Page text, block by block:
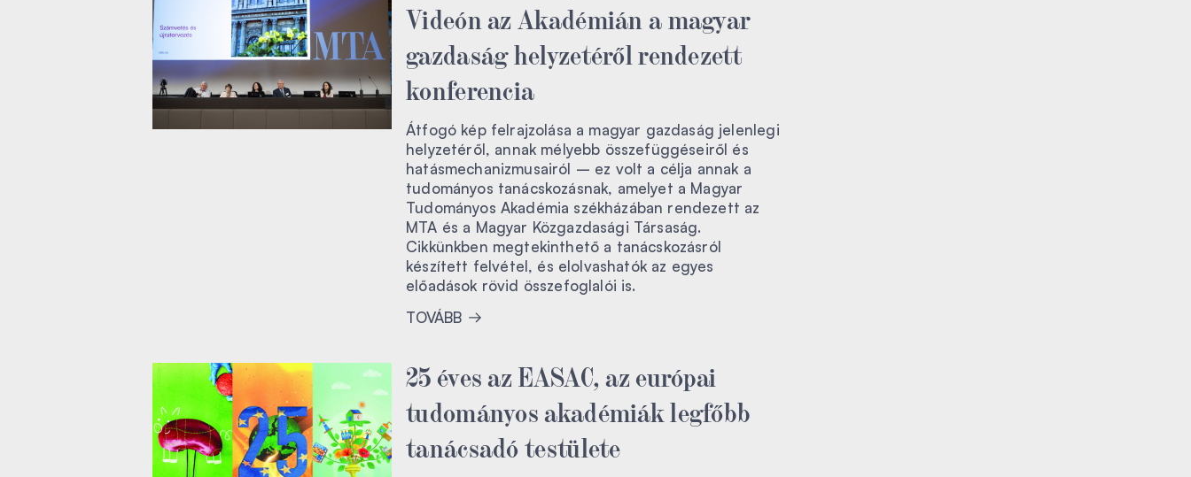
Videón az Akadémián a magyar
gazdaság helyzetéről rendezett
konferencia
Átfogó kép felrajzolása a magyar gazdaság jelenlegi
helyzetéről, annak mélyebb összefüggéseiről és
hatásmechanizmusairól – ez volt a célja annak a
tudományos tanácskozásnak, amelyet a Magyar
Tudományos Akadémia székházában rendezett az
MTA és a Magyar Közgazdasági Társaság.
Cikkünkben megtekinthető a tanácskozásról
készített felvétel, és elolvashatók az egyes
előadások rövid összefoglalói is.
TOVÁBB
25 éves az EASAC, az európai
tudományos akadémiák legfőbb
tanácsadó testülete